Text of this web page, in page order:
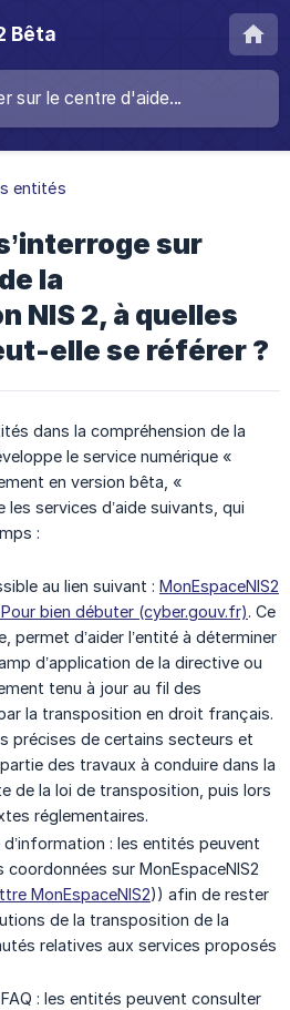
Bêta
entités
sur
la
NIS 2, à quelles
elle se référer ?
dans la compréhension de la
le service numérique «
en version bêta, «
les services d’aide suivants, qui
:
au lien suivant : MonEspaceNIS2
bien débuter (cyber.gouv.fr). Ce
permet d’aider l’entité à déterminer
d’application de la directive ou
tenu à jour au fil des
la transposition en droit français.
précises de certains secteurs et
des travaux à conduire dans la
de la loi de transposition, puis lors
réglementaires.
: les entités peuvent
coordonnées sur MonEspaceNIS2
MonEspaceNIS2)) afin de rester
de la transposition de la
relatives aux services proposés
: les entités peuvent consulter